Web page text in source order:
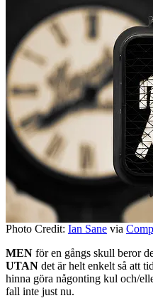
Photo Credit: Ian Sane via
MEN för en gångs skull beror
UTAN det är helt enkelt så att
hinna göra någonting kul och/
fall inte just nu.